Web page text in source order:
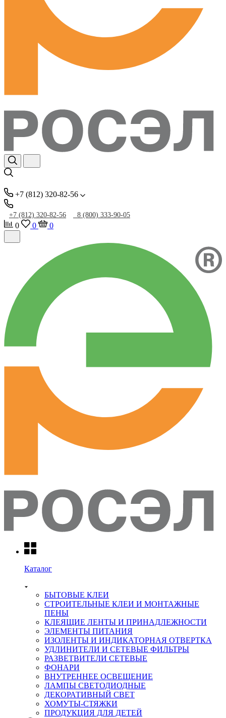
+7 (812) 320-82-56
+7 (812) 320-82-56 8 (800) 333-90-05
0 0 0
Каталог
БЫТОВЫЕ КЛЕИ
СТРОИТЕЛЬНЫЕ КЛЕИ И МОНТАЖНЫЕ
ПЕНЫ
КЛЕЯЩИЕ ЛЕНТЫ И ПРИНАДЛЕЖНОСТИ
ЭЛЕМЕНТЫ ПИТАНИЯ
ИЗОЛЕНТЫ И ИНДИКАТОРНАЯ ОТВЕРТКА
УДЛИНИТЕЛИ И СЕТЕВЫЕ ФИЛЬТРЫ
РАЗВЕТВИТЕЛИ СЕТЕВЫЕ
ФОНАРИ
ВНУТРЕННЕЕ ОСВЕЩЕНИЕ
ЛАМПЫ СВЕТОДИОДНЫЕ
ДЕКОРАТИВНЫЙ СВЕТ
ХОМУТЫ-СТЯЖКИ
ПРОДУКЦИЯ ДЛЯ ДЕТЕЙ